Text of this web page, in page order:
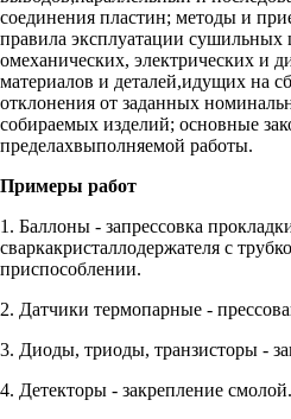
соединения пластин; методы и
правила эксплуатации
омеханических, электрических и
материалов и деталей,идущих на
отклонения от заданных
собираемых изделий; основные
пределахвыполняемой работы.
Примеры работ
1. Баллоны - запрессовка
сваркакристаллодержателя с
приспособлении.
2. Датчики термопарные -
3. Диоды, триоды, транзисторы -
4. Детекторы - закрепление смолой.